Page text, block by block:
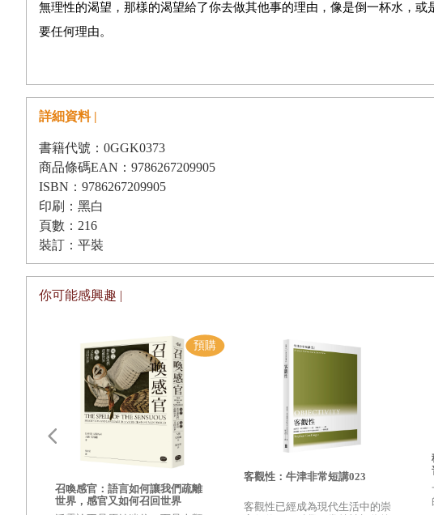
愛的好理由和壞理由
理由的運作方式
另外兩個探討過的謎團
一個政治性的面向
確立愛的目標
歷史性
第五章 科學
愛的採集
愛的類型學
大腦的角色呢？
拆穿愛的假面具？或是科學的重要性被貶低了？
無理性的渴望，那樣的渴望給了你去做其他事的理由，像是倒一杯水，
要任何理由。
構。一一七六年，主持愛情法庭的香帕涅伯爵夫人必須處理一個問題：
我們透過這場審判指出並確認，愛無法將其力量延續至婚姻中，因
地，婚姻伴侶卻承諾必須實踐彼此的意志，而且不能拒絕彼此的任何
在這場審判中，
指出，愛就算不是讓我們毫無理由地採取行動，也是基於跟那三者完全不
有人可能會問，人們一開始去愛時是否有理由？這個問題會在下一章探
婚的伴侶？無法否認的是，愛會讓我們做出許多事，理由也會
我們都見過有人在陷入不幸時會用「 所有發生的事都有理由」
來應對。
理由。大部分事件都是隨機發生的，而隨機可算不上什麼理由。不過那
是要想出什麼算得上理由並不容易。理由和機運是相反的概念，不過更可
原因 理由」這兩個詞有時可以交換使用。說一個人的難過有理由
有；此外，根據我們目前的有限能力判斷，植物和昆蟲也沒有。因此當有
。他們眞正的意思是這些抱怨具有正當性。相反地
的好理由。只有理由具有正當性，事實上，只有好理由具有正當性，畢竟
詳細資料 |
書籍代號：0GGK0373
商品條碼EAN：9786267209905
ISBN：9786267209905
印刷：黑白
頁數：216
裝訂：平裝
你可能感興趣 |
召喚感官：語言如何讓我們疏離
世界，感官又如何召回世界
客觀性：牛津非常短講023
客觀性已經成為現代生活中的崇